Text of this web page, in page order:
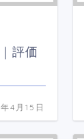
評価
4月15日